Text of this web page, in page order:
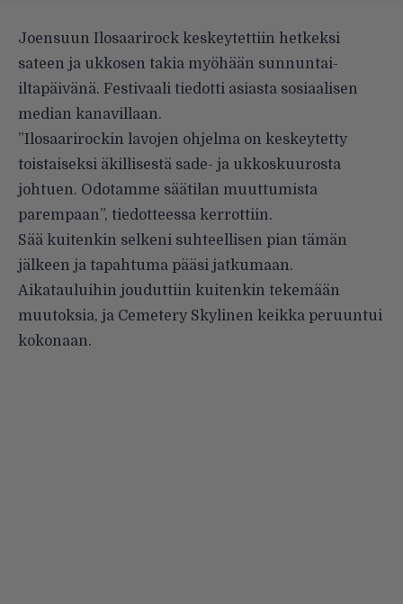
Joensuun Ilosaarirock keskeytettiin hetkeksi
sateen ja ukkosen takia myöhään sunnuntai-
iltapäivänä. Festivaali tiedotti asiasta sosiaalisen
median kanavillaan.
”Ilosaarirockin lavojen ohjelma on keskeytetty
toistaiseksi äkillisestä sade- ja ukkoskuurosta
johtuen. Odotamme säätilan muuttumista
parempaan”, tiedotteessa kerrottiin.
Sää kuitenkin selkeni suhteellisen pian tämän
jälkeen ja tapahtuma pääsi jatkumaan.
Aikatauluihin jouduttiin kuitenkin tekemään
muutoksia, ja Cemetery Skylinen keikka peruuntui
kokonaan.